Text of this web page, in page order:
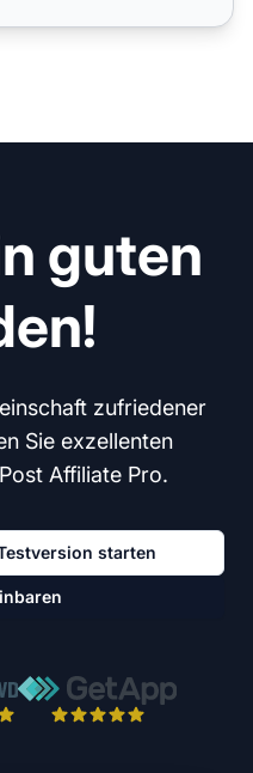
guten
zufriedener
Sie exzellenten
Affiliate Pro.
starten